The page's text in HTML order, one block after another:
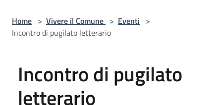
Home > Vivere il Comune > Eventi >
Incontro di pugilato letterario
Incontro di pugilato
letterario